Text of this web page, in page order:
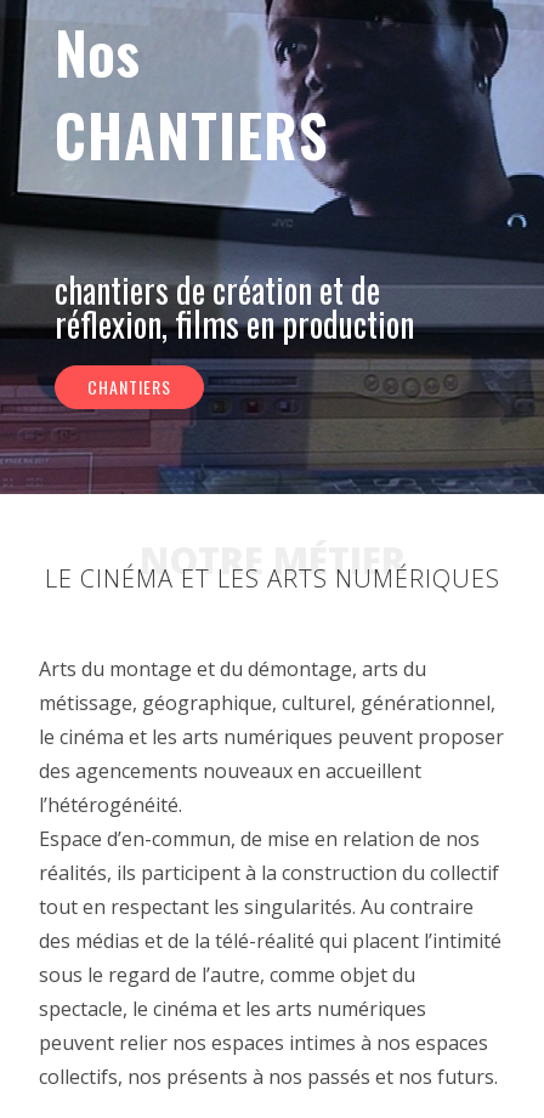
Nos
CHANTIERS
chantiers de création et de
réflexion, films en production
CHANTIERS
NOTRE MÉTIER
LE CINÉMA ET LES ARTS NUMÉRIQUES
Arts du montage et du démontage, arts du
métissage, géographique, culturel, générationnel,
le cinéma et les arts numériques peuvent proposer
des agencements nouveaux en accueillent
l’hétérogénéité.
Espace d’en-commun, de mise en relation de nos
réalités, ils participent à la construction du collectif
tout en respectant les singularités. Au contraire
des médias et de la télé-réalité qui placent l’intimité
sous le regard de l’autre, comme objet du
spectacle, le cinéma et les arts numériques
peuvent relier nos espaces intimes à nos espaces
collectifs, nos présents à nos passés et nos futurs.